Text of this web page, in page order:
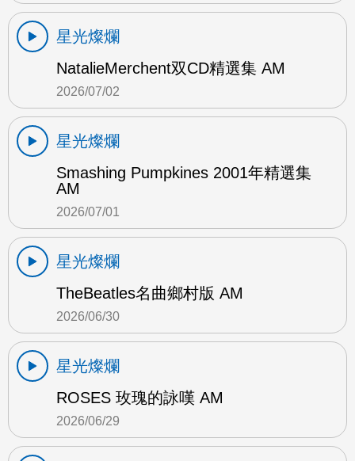
星光燦爛
NatalieMerchent双CD精選集 AM
2026/07/02
星光燦爛
Smashing Pumpkines 2001年精選集
AM
2026/07/01
星光燦爛
TheBeatles名曲鄉村版 AM
2026/06/30
星光燦爛
ROSES 玫瑰的詠嘆 AM
2026/06/29